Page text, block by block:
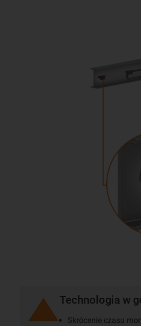
Technologia w
Skrócenie czasu